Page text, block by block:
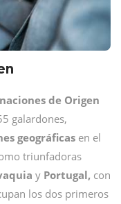
de Origen
galardones,
geográficas en el
triunfadoras
y Portugal, con
los dos primeros